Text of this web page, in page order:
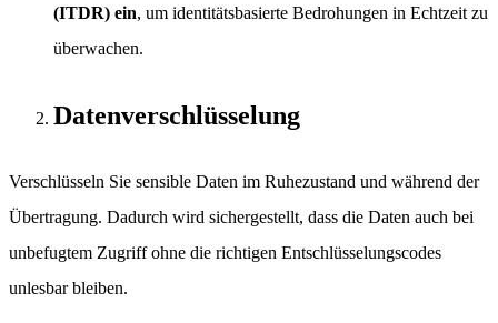
(ITDR) ein, um identitätsbasierte Bedrohungen in Echtzeit zu
überwachen.
Datenverschlüsselung
Verschlüsseln Sie sensible Daten im Ruhezustand und während der
Übertragung. Dadurch wird sichergestellt, dass die Daten auch bei
unbefugtem Zugriff ohne die richtigen Entschlüsselungscodes
unlesbar bleiben.